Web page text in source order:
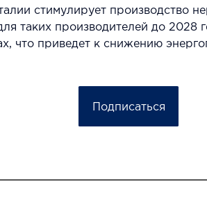
стимулирует производство
таких производителей до 2028
что приведет к снижению
Подписаться